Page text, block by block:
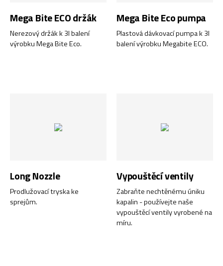
Mega Bite ECO držák
Nerezový držák k 3l balení
výrobku Mega Bite Eco.
Mega Bite Eco pumpa
Plastová dávkovací pumpa k 3l
balení výrobku Megabite ECO.
Long Nozzle
Prodlužovací tryska ke
sprejům.
Vypouštěcí ventily
Zabraňte nechtěnému úniku
kapalin - používejte naše
vypouštěcí ventily vyrobené na
míru.